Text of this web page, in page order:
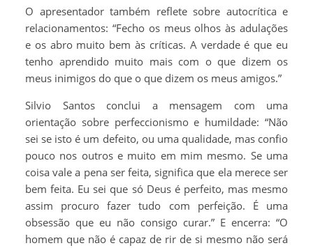
O apresentador também reflete sobre autocrítica e
relacionamentos: “Fecho os meus olhos às adulações
e os abro muito bem às críticas. A verdade é que eu
tenho aprendido muito mais com o que dizem os
meus inimigos do que o que dizem os meus amigos.”
Silvio Santos conclui a mensagem com uma
orientação sobre perfeccionismo e humildade: “Não
sei se isto é um defeito, ou uma qualidade, mas confio
pouco nos outros e muito em mim mesmo. Se uma
coisa vale a pena ser feita, significa que ela merece ser
bem feita. Eu sei que só Deus é perfeito, mas mesmo
assim procuro fazer tudo com perfeição. É uma
obsessão que eu não consigo curar.” E encerra: “O
homem que não é capaz de rir de si mesmo não será